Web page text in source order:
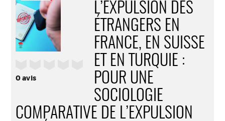
0avis
L’EXPULSION DES
ÉTRANGERS EN
FRANCE, EN SUISSE
ET EN TURQUIE :
POUR UNE
SOCIOLOGIE
COMPARATIVE DE L’EXPULSION